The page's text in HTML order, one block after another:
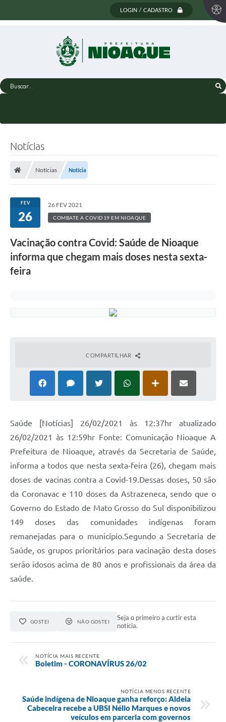
LOGIN / CADASTRO
Buscar...
Notícias
Notícias Notícia
FEV
26
26 FEV 2021
COMBATE A COVID19 EM NIOAQUE
Vacinação contra Covid: Saúde de Nioaque
informa que chegam mais doses nesta sexta-
feira
COMPARTILHAR
Saúde [Notícias] 26/02/2021 às 12:37hr atualizado
26/02/2021 às 12:59hr Fonte: Comunicação Nioaque A
Prefeitura de Nioaque, através da Secretaria de Saúde,
informa a todos que nesta sexta-feira (26), chegam mais
doses de vacinas contra a Covid-19.Dessas doses, 50 são
da Coronavac e 110 doses da Astrazeneca, sendo que o
Governo do Estado de Mato Grosso do Sul disponibilizou
149 doses das comunidades indígenas foram
remanejadas para o município.Segundo a Secretaria de
Saúde, os grupos prioritários para vacinação desta doses
serão idosos acima de 80 anos e profissionais da área da
saúde.
GOSTEI NÃO GOSTEI
Seja o primeiro a curtir esta
notícia.
NOTÍCIA MAIS RECENTE
Boletim - CORONAVÍRUS 26/02
NOTÍCIA MENOS RECENTE
Saúde indígena de Nioaque ganha reforço: Aldeia
Cabeceira recebe a UBSI Nélio Marques e novos
veículos em parceria com governos